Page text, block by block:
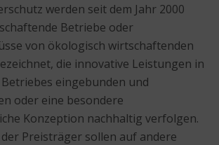
werden seit dem Jahr 2000
Betriebe oder
von ökologisch wirtschaftenden
die innovative Leistungen in
eingebunden und
oder eine besondere
Konzeption nachhaltig verfolgen.
Preisträger sollen auf andere